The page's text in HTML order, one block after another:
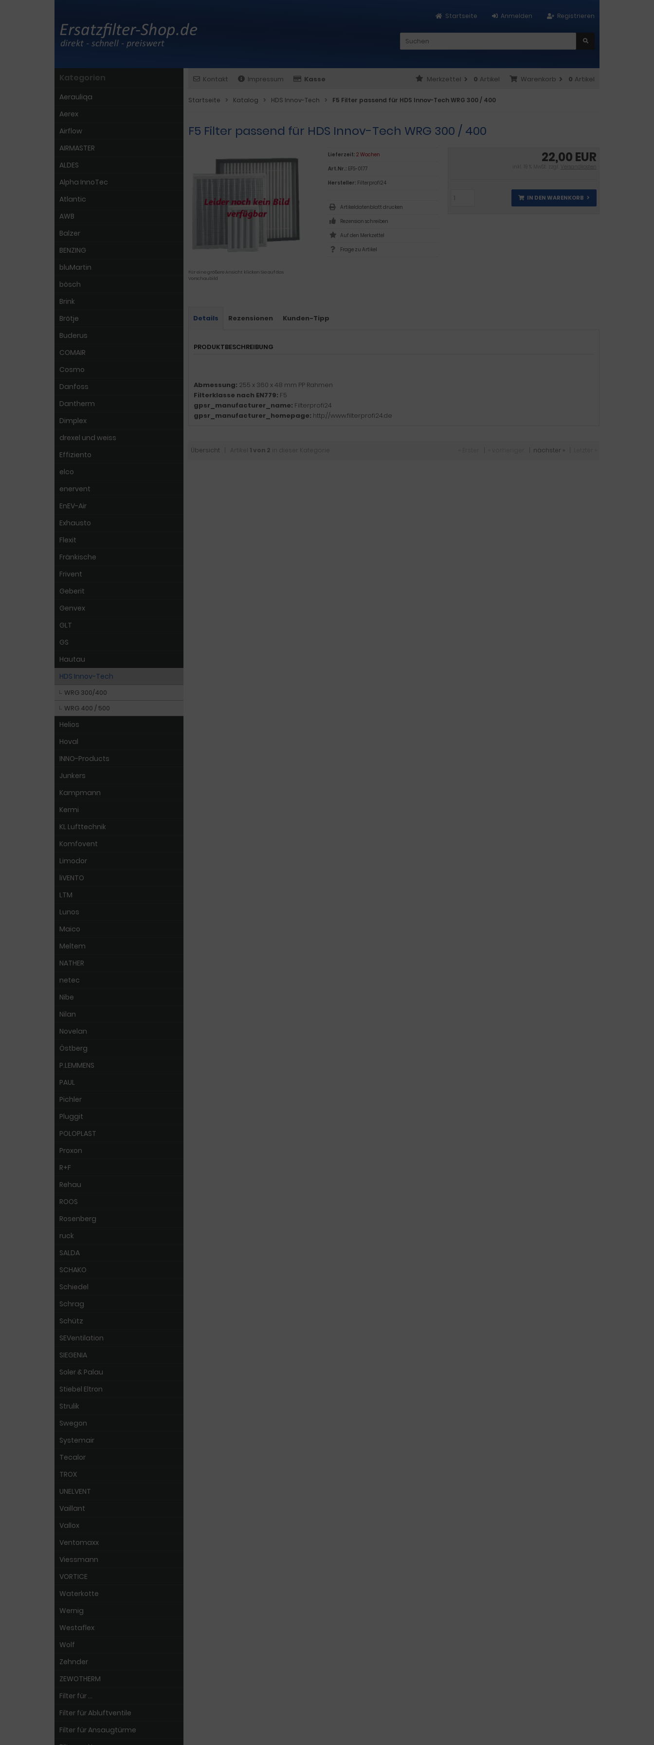
Registrieren
Anmelden
Startseite
Kontakt Impressum Kasse Warenkorb 0 Artikel
Merkzettel 0 Artikel
Startseite Katalog HDS Innov-Tech F5 Filter passend für HDS Innov-Tech WRG 300 / 400
F5 Filter passend für HDS Innov-Tech WRG 300 / 400
Für eine größere Ansicht klicken Sie auf das
Vorschaubild
22,00 EUR
inkl. 19 % MwSt. zzgl. Versandkosten
IN DEN WARENKORB
Lieferzeit: 2 Wochen
Art.Nr.: EFS-0177
Hersteller: Filterprofi24
Artikeldatenblatt drucken
Rezension schreiben
Frage zu Artikel
Details Rezensionen Kunden-Tipp
PRODUKTBESCHREIBUNG
Abmessung: 255 x 360 x 48 mm PP Rahmen
Filterklasse nach EN779: F5
gpsr_manufacturer_name: Filterprofi24
gpsr_manufacturer_homepage: http://www.filterprofi24.de
Übersicht | Artikel 1 von 2 in dieser Kategorie nächster »
Kategorien
Aerauliqa
Aerex
Airflow
AIRMASTER
ALDES
Alpha InnoTec
Atlantic
AWB
Balzer
BENZING
bluMartin
bösch
Brink
Brötje
Buderus
COMAIR
Cosmo
Danfoss
Dantherm
Dimplex
drexel und weiss
Effiziento
elco
enervent
EnEV-Air
Exhausto
Flexit
Fränkische
Frivent
Geberit
Genvex
GLT
GS
Hautau
HDS Innov-Tech
WRG 300/400
WRG 400 / 500
Helios
Hoval
INNO-Products
Junkers
Kampmann
Kermi
KL Lufttechnik
Komfovent
Limodor
liVENTO
LTM
Lunos
Maico
Meltem
NATHER
netec
Nibe
Nilan
Novelan
Östberg
P.LEMMENS
PAUL
Pichler
Pluggit
POLOPLAST
Proxon
R+F
Rehau
ROOS
Rosenberg
ruck
SALDA
SCHAKO
Schiedel
Schrag
Schütz
SEVentilation
SIEGENIA
Soler & Palau
Stiebel Eltron
Strulik
Swegon
Systemair
Tecalor
TROX
UNELVENT
Vaillant
Vallox
Ventomaxx
Viessmann
VORTICE
Waterkotte
Wernig
Westaflex
Wolf
Zehnder
ZEWOTHERM
Filter für ...
Filter für Abluftventile
Filter für Ansaugtürme